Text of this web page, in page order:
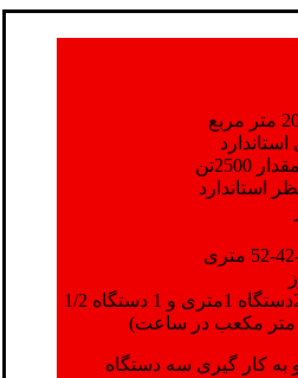
استاندارد
3 دستگاه بچینگ لیپهر(2دستگاه 1متری و 1 دستگاه 1/2
به کار گیری سه دستگاه